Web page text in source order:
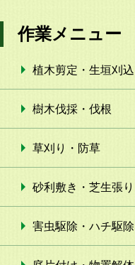
作業メニュー
植木剪定・生垣刈込
樹木伐採・伐根
草刈り・防草
砂利敷き・芝生張り
害虫駆除・ハチ駆除